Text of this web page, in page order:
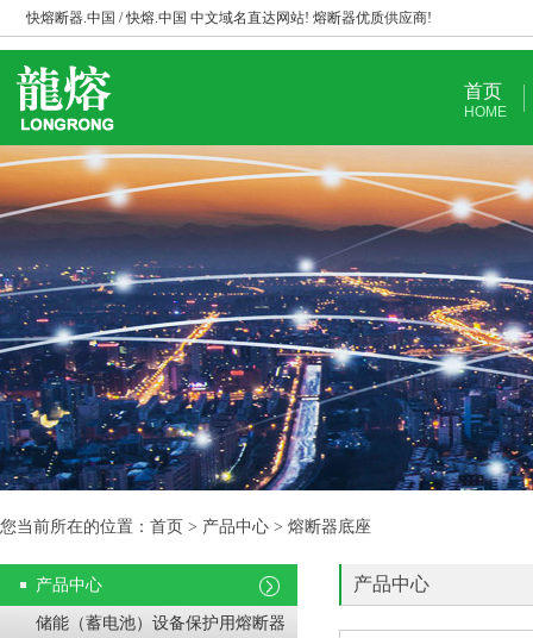
快熔断器.中国 / 快熔.中国 中文域名直达网站! 熔断器优质供应商!
首页
HOME
您当前所在的位置：首页 > 产品中心 > 熔断器底座
产品中心
储能（蓄电池）设备保护用熔断器
产品中心